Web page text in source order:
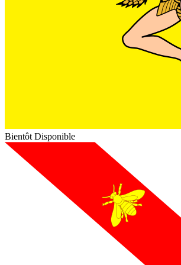
Bientôt Disponible